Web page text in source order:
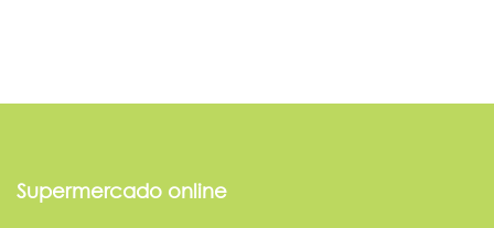
Supermercado online